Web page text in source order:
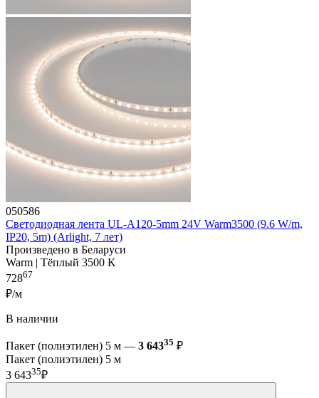
050586
Светодиодная лента UL-A120-5mm 24V Warm3500 (9.6 W/m,
IP20, 5m) (Arlight, 7 лет)
Произведено в Беларуси
Warm | Тёплый 3500 K
72867
₽/м
В наличии
Пакет (полиэтилен) 5 м — 3 64335 ₽
Пакет (полиэтилен) 5 м
3 64335₽